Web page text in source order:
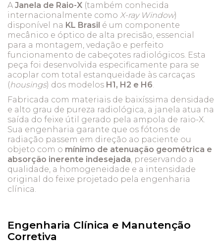
A Janela de Raio-X (também conhecida
internacionalmente como X-ray Window)
disponível na KL Brasil é um componente
mecânico e óptico de alta precisão, essencial
para a montagem, vedação e perfeito
funcionamento de cabeçotes radiológicos. Esta
peça foi desenvolvida especificamente para se
acoplar com total estanqueidade às carcaças
(housings) dos modelos H1, H2 e H6.
Fabricada com materiais de baixíssima densidade
e alto grau de pureza radiológica, a janela atua na
saída do feixe útil gerado pela ampola de raio-X.
Sua engenharia garante que os fótons de
radiação passem em direção ao paciente ou
objeto com o mínimo de atenuação geométrica e
absorção inerente indesejada, preservando a
qualidade, a homogeneidade e a intensidade
original do feixe projetado pela engenharia
clínica.
Engenharia Clínica e Manutenção
Corretiva